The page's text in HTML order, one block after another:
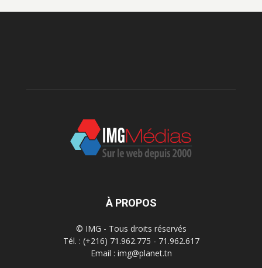
À PROPOS
© IMG - Tous droits réservés
Tél. : (+216) 71.962.775 - 71.962.617
Email : img@planet.tn